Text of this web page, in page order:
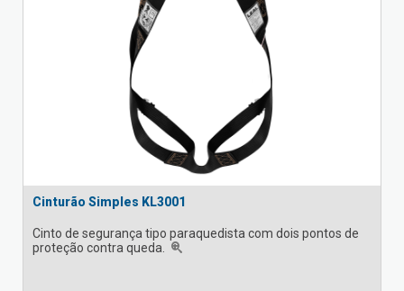
Cinturão Simples KL3001
Cinto de segurança tipo paraquedista com dois pontos de
proteção contra queda.